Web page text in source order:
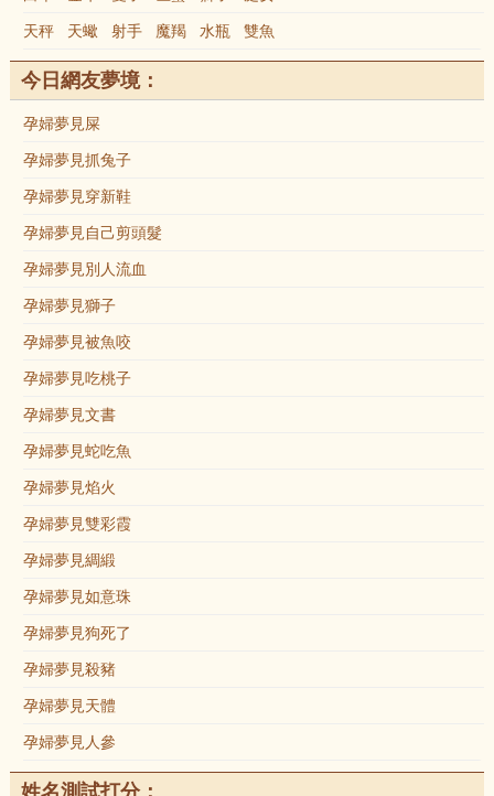
天秤 天蠍 射手 魔羯 水瓶 雙魚
今日網友夢境：
孕婦夢見屎
孕婦夢見抓兔子
孕婦夢見穿新鞋
孕婦夢見自己剪頭髮
孕婦夢見別人流血
孕婦夢見獅子
孕婦夢見被魚咬
孕婦夢見吃桃子
孕婦夢見文書
孕婦夢見蛇吃魚
孕婦夢見焰火
孕婦夢見雙彩霞
孕婦夢見綢緞
孕婦夢見如意珠
孕婦夢見狗死了
孕婦夢見殺豬
孕婦夢見天體
孕婦夢見人參
姓名測試打分：